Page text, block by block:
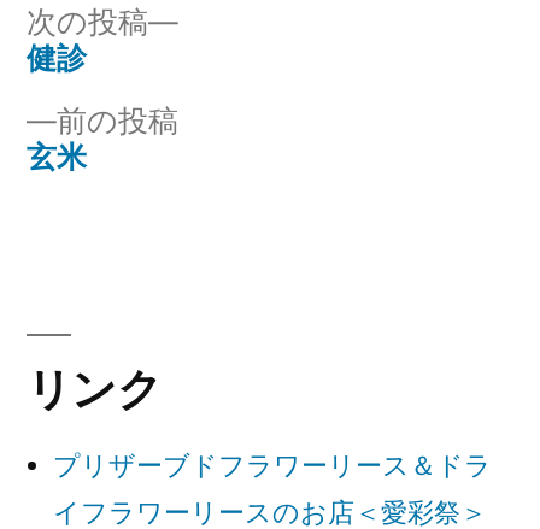
投
稿
ナ
ー
シ
ョ
前の投稿
玄米
次の投稿
次
健診
リンク
プリザーブドフラワーリース＆ドラ
イフラワーリースのお店＜愛彩祭＞